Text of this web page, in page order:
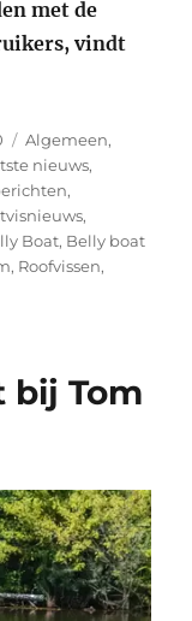
met de
vindt
regels en
Categorieën
Algemeen,
nieuws,
,
,
Boat, Belly boat
, Roofvissen,
bij Tom